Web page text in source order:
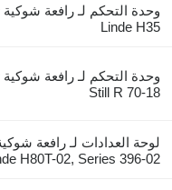
وحدة التحكم لـ رافعة شوكية
Linde H35
وحدة التحكم لـ رافعة شوكية
Still R 70-18
لوحة العدادات لـ رافعة
H80T-02, Series 396-02